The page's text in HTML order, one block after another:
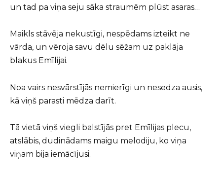
un tad pa viņa seju sāka straumēm plūst asaras…
Maikls stāvēja nekustīgi, nespēdams izteikt ne
vārda, un vēroja savu dēlu sēžam uz paklāja
blakus Emīlijai.
Noa vairs nesvārstījās nemierīgi un nesedza ausis,
kā viņš parasti mēdza darīt.
Tā vietā viņš viegli balstījās pret Emīlijas plecu,
atslābis, dudinādams maigu melodiju, ko viņa
viņam bija iemācījusi.